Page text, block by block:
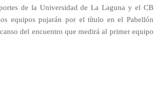
de la Universidad de La Laguna y el CB
equipos pujarán por el título en el Pabellón
del encuentro que medirá al primer equipo